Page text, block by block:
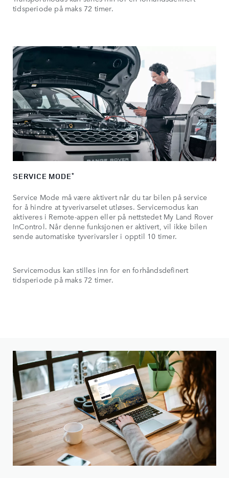
tidsperiode på maks 72 timer.
SERVICE MODE*
Service Mode må være aktivert når du tar bilen på service
for å hindre at tyverivarselet utløses. Servicemodus kan
aktiveres i Remote-appen eller på nettstedet My Land Rover
InControl. Når denne funksjonen er aktivert, vil ikke bilen
sende automatiske tyverivarsler i opptil 10 timer.
Servicemodus kan stilles inn for en forhåndsdefinert
tidsperiode på maks 72 timer.